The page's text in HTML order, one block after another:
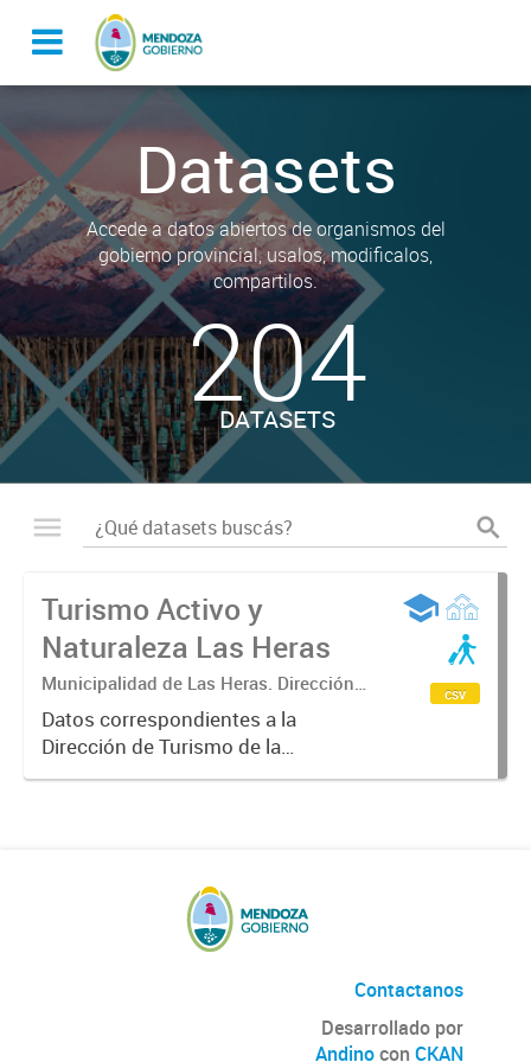
Datasets
Accede a datos abiertos de organismos del
gobierno provincial, usalos, modificalos,
compartilos.
204
DATASETS
Turismo Activo y
Naturaleza Las Heras
Municipalidad de Las Heras. Dirección
de Turismo
Datos correspondientes a la
Dirección de Turismo de la
Municipalidad de Las Heras sobre
csv
Contactanos
Desarrollado por
Andinocon CKAN